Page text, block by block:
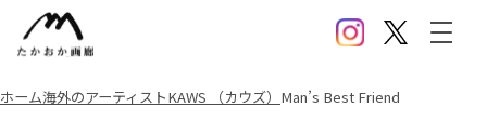
InstagramX(Twitter)
メニ
ホーム海外のアーティストKAWS （カウズ） Man’s Best Friend